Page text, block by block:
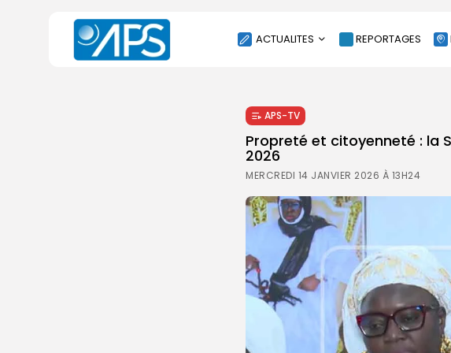
ACTUALITES
SOCIÉTÉ
ÉCONOMIE
CULTURE
ENVIRONNEMENT
INTERNATIONAL
AGENDA
SANTE
REPORTAGES
APS-TV
Propreté et citoyenneté : la
2026
MERCREDI 14 JANVIER 2026 À 13H24